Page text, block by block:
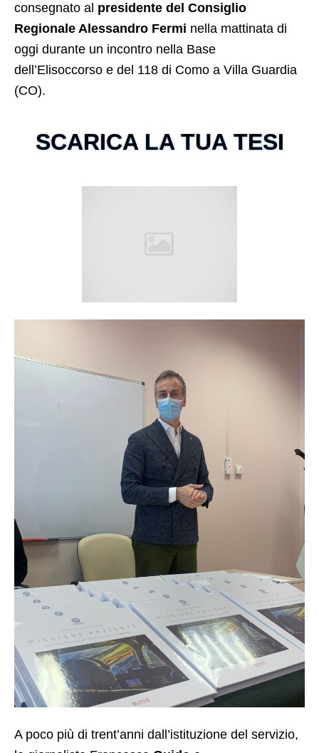
consegnato al presidente del Consiglio
Regionale Alessandro Fermi nella mattinata di
oggi durante un incontro nella Base
dell’Elisoccorso e del 118 di Como a Villa Guardia
(CO).
SCARICA LA TUA TESI
A poco più di trent’anni dall’istituzione del servizio,